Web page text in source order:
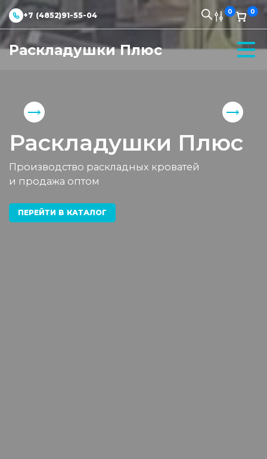
+7 (4852)91-55-04 0 0
Раскладушки Плюс
Раскладушки Плюс
Производство раскладных кроватей
и продажа оптом
ПЕРЕЙТИ В КАТАЛОГ